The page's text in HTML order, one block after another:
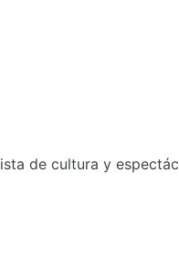
de cultura y